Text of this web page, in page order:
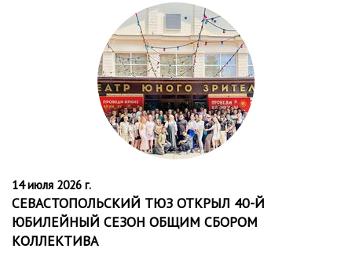
14 июля 2026 г.
СЕВАСТОПОЛЬСКИЙ ТЮЗ ОТКРЫЛ 40-Й
ЮБИЛЕЙНЫЙ СЕЗОН ОБЩИМ СБОРОМ
КОЛЛЕКТИВА